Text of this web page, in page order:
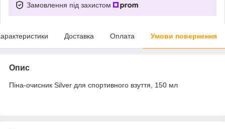
Замовлення під захистом
Доставка Оплата Умови повернення
Опис
Піна-очисник Silver для спортивного взуття, 150 мл